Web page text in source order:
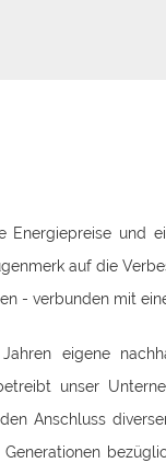
Energiepreise und
auf die
- verbunden mit
eigene
unser
Anschluss